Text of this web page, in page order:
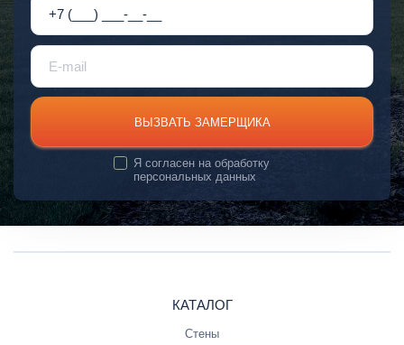
ВЫЗВАТЬ ЗАМЕРЩИКА
Я согласен наобработку
персональных данных
КАТАЛОГ
Стены